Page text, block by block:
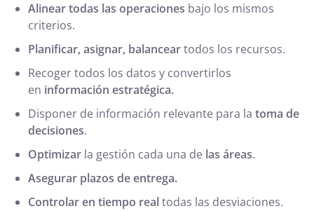
Alinear todas las operaciones bajo los mismos
criterios.
Planificar, asignar, balanceartodos los recursos.
Recoger todos los datos y convertirlos
en información estratégica.
Disponer de información relevante para la toma de
decisiones.
Optimizar la gestión cada una de las áreas.
Asegurar plazos de entrega.
Controlar en tiempo realtodas las desviaciones.